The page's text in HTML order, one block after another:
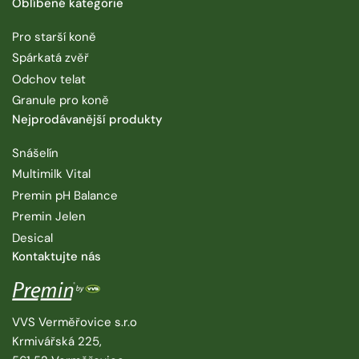
Pro starší koně
Spárkatá zvěř
Odchov telat
Granule pro koně
Nejprodávanější produkty
Snášelín
Multimilk Vital
Premin pH Balance
Premin Jelen
Desical
Kontaktujte nás
VVS Verměřovice s.r.o
Krmivářská 225,